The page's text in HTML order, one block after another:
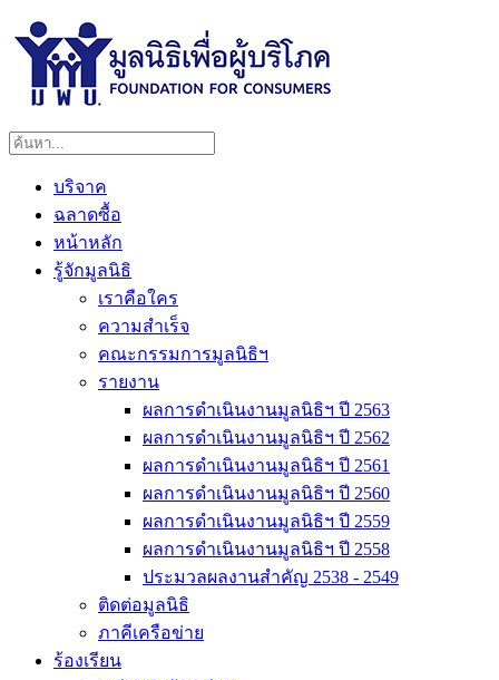
บริจาค
ฉลาดซื้อ
หน้าหลัก
รู้จักมูลนิธิ
เราคือใคร
ความสำเร็จ
คณะกรรมการมูลนิธิฯ
รายงาน
ผลการดำเนินงานมูลนิธิฯ ปี 2563
ผลการดำเนินงานมูลนิธิฯ ปี 2562
ผลการดำเนินงานมูลนิธิฯ ปี 2561
ผลการดำเนินงานมูลนิธิฯ ปี 2560
ผลการดำเนินงานมูลนิธิฯ ปี 2559
ผลการดำเนินงานมูลนิธิฯ ปี 2558
ประมวลผลงานสำคัญ 2538 - 2549
ติดต่อมูลนิธิ
ภาคีเครือข่าย
ร้องเรียน